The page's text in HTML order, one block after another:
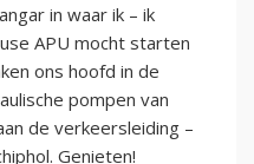
in waar ik – ik
APU mocht starten
ons hoofd in de
pompen van
de verkeersleiding –
Genieten!